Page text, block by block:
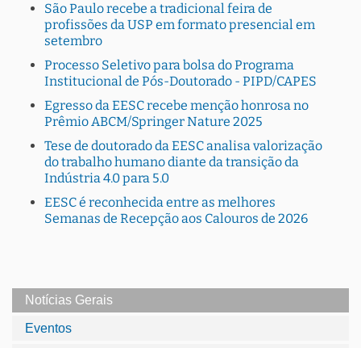
São Paulo recebe a tradicional feira de
profissões da USP em formato presencial em
setembro
Processo Seletivo para bolsa do Programa
Institucional de Pós-Doutorado - PIPD/CAPES
Egresso da EESC recebe menção honrosa no
Prêmio ABCM/Springer Nature 2025
Tese de doutorado da EESC analisa valorização
do trabalho humano diante da transição da
Indústria 4.0 para 5.0
EESC é reconhecida entre as melhores
Semanas de Recepção aos Calouros de 2026
Notícias Gerais
Eventos